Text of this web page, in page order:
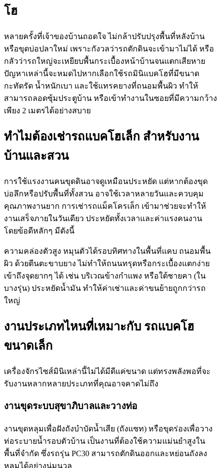
โฮ
หลายครั้งที่เจ้าของบ้านถอดใจ ไม่กล้าปรับปรุงพื้นที่หลังบ้าน
หรือขุดบ่อปลาใหม่ เพราะกังวลว่ารถตักดินจะเข้ามาไม่ได้ หรือ
กลัวว่ารถใหญ่จะเหยียบพื้นกระเบื้องหน้าบ้านจนแตกเสียหาย
ปัญหาเหล่านี้จะหมดไปหากเลือกใช้รถมินิแบคโฮที่มีขนาด
กะทัดรัด น้ำหนักเบา และใช้แทรคยางที่ถนอมพื้นผิว ทำให้
สามารถลอดซุ้มประตูบ้าน หรือเข้าทำงานในซอยที่มีความกว้าง
เพียง 2 เมตรได้อย่างสบาย
ทำไมต้องเช่ารถแบคโฮเล็ก สำหรับงาน
บ้านและสวน
การใช้แรงงานคนขุดดินอาจดูเหมือนประหยัด แต่หากต้องขุด
บ่อลึกหรือปรับพื้นที่ทั้งสวน อาจใช้เวลาหลายวันและควบคุม
คุณภาพงานยาก การเช่ารถแม็คโครเล็ก เข้ามาช่วยจะทำให้
งานเสร็จภายในวันเดียว ประหยัดทั้งเวลาและค่าแรงคนงาน
โดยข้อดีหลักๆ มีดังนี้
ความคล่องตัวสูง หมุนตัวได้รอบทิศทางในพื้นที่แคบ ถนอมพื้น
ผิว ด้วยตีนตะขาบยาง ไม่ทำให้ถนนทรุดหรือกระเบื้องแตกง่าย
เข้าถึงจุดยากๆ ได้ เช่น บริเวณข้างกำแพง หรือใต้ชายคา (ใน
บางรุ่น) ประหยัดน้ำมัน ทำให้ค่าเช่าและค่าขนย้ายถูกกว่ารถ
ใหญ่
งานประเภทไหนที่เหมาะกับ รถแบคโฮ
ขนาดเล็ก
เครื่องจักรไซส์มินิเหล่านี้ไม่ได้มีดีแค่ขนาด แต่ทรงพลังพอที่จะ
รับงานหลากหลายประเภทที่คุณอาจคาดไม่ถึง
งานขุดระบบสุขาภิบาลและวางท่อ
งานขุดหลุมเพื่อฝังถังบำบัดน้ำเสีย (ถังแซท) หรือขุดร่องเพื่อวาง
ท่อระบายน้ำรอบตัวบ้าน เป็นงานที่ต้องใช้ความแม่นยำสูงใน
พื้นที่จำกัด ซึ่งรถรุ่น PC30 สามารถตักดินออกและหย่อนถังลง
หลุมได้อย่างนุ่มนวล